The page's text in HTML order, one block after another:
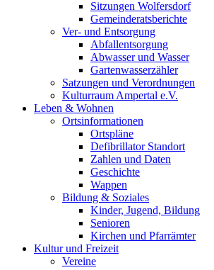
Sitzungen Wolfersdorf
Gemeinderatsberichte
Ver- und Entsorgung
Abfallentsorgung
Abwasser und Wasser
Gartenwasserzähler
Satzungen und Verordnungen
Kulturraum Ampertal e.V.
Leben & Wohnen
Ortsinformationen
Ortspläne
Defibrillator Standort
Zahlen und Daten
Geschichte
Wappen
Bildung & Soziales
Kinder, Jugend, Bildung
Senioren
Kirchen und Pfarrämter
Kultur und Freizeit
Vereine